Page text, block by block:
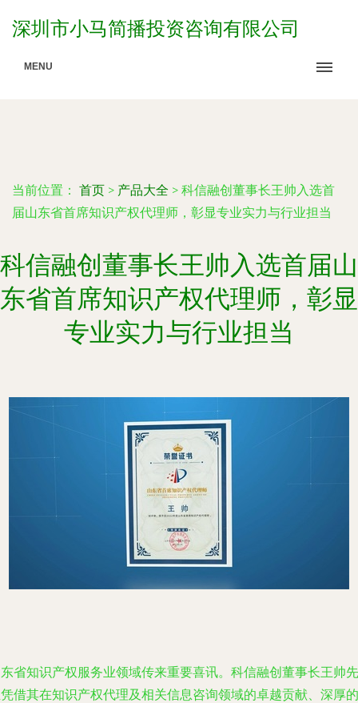
深圳市小马简播投资咨询有限公司
MENU
当前位置： 首页 > 产品大全 > 科信融创董事长王帅入选首
届山东省首席知识产权代理师，彰显专业实力与行业担当
科信融创董事长王帅入选首届山
东省首席知识产权代理师，彰显
专业实力与行业担当
省知识产权服务业领域传来重要喜讯。科信融创董事长王帅先
借其在知识产权代理及相关信息咨询领域的卓越贡献、深厚的